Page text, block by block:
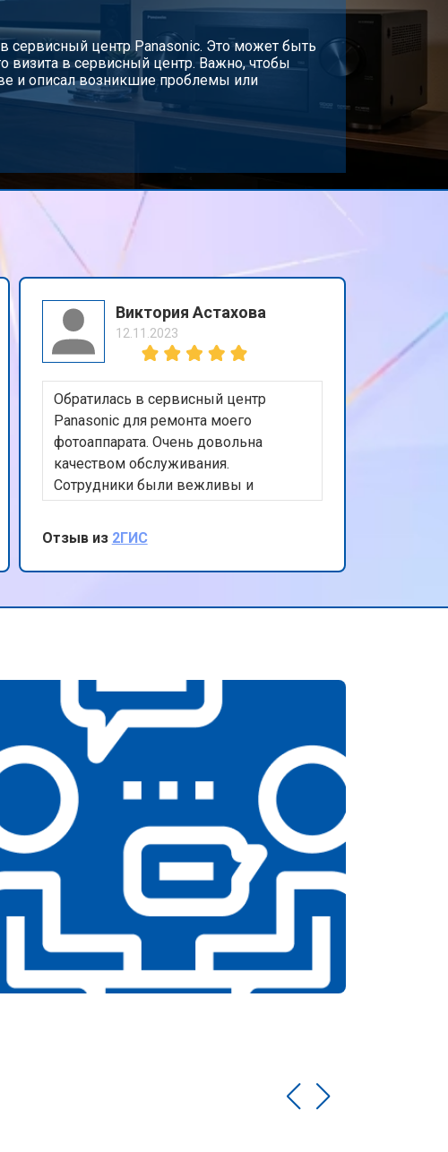
сервисный центр Panasonic. Это может быть
визита в сервисный центр. Важно, чтобы
и описал возникшие проблемы или
Виктория Астахова
12.11.2023
Обратилась в сервисный центр
Panasonic для ремонта моего
фотоаппарата. Очень довольна
качеством обслуживания.
Сотрудники были вежливы и
компетентны, а ремонт был
выполнен быстро и качественно.
Особо хочу отметить удобное
расположение сервиса и гибкий
центр всем, кто ищет надежный
Отзыв из 2ГИС